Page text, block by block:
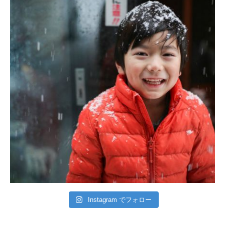
Instagram でフォロー